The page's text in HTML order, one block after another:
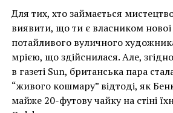
конкурента: на аукционе «Из
который состоится 30 июня,
картина Кита Харинга с
ценниками в $5,4–6,2 млн,
будет совершить в том числе и в
Эта работа Харинга 1984 года
выбрана в качестве уловки для
Для тих, хто займається
виявити, що ти є власником
потайливого вуличного
мрією, що здійснилася. Але,
в газеті Sun, британська пара
“живого кошмару” відтоді, як
майже 20-футову чайку на стіні